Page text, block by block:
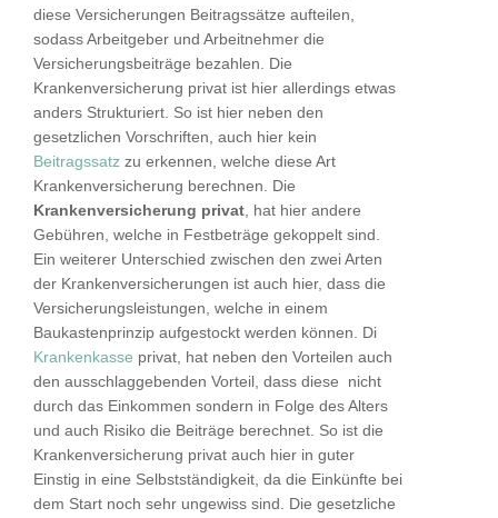
diese Versicherungen Beitragssätze aufteilen,
sodass Arbeitgeber und Arbeitnehmer die
Versicherungsbeiträge bezahlen. Die
Krankenversicherung privat ist hier allerdings etwas
anders Strukturiert. So ist hier neben den
gesetzlichen Vorschriften, auch hier kein
Beitragssatz zu erkennen, welche diese Art
Krankenversicherung berechnen. Die
Krankenversicherung privat , hat hier andere
Gebühren, welche in Festbeträge gekoppelt sind.
Ein weiterer Unterschied zwischen den zwei Arten
der Krankenversicherungen ist auch hier, dass die
Versicherungsleistungen, welche in einem
Baukastenprinzip aufgestockt werden können. Di
Krankenkasse privat, hat neben den Vorteilen auch
den ausschlaggebenden Vorteil, dass diese nicht
durch das Einkommen sondern in Folge des Alters
und auch Risiko die Beiträge berechnet. So ist die
Krankenversicherung privat auch hier in guter
Einstig in eine Selbstständigkeit, da die Einkünfte bei
dem Start noch sehr ungewiss sind. Die gesetzliche